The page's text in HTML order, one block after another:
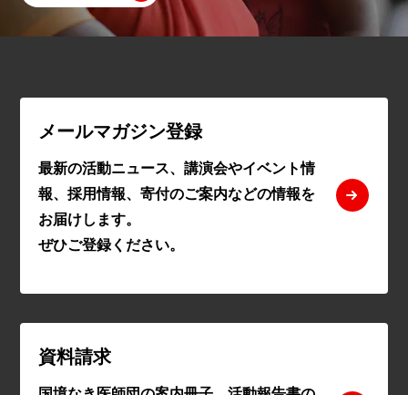
メールマガジン登録
最新の活動ニュース、講演会やイベント情
報、採用情報、寄付のご案内などの情報を
お届けします。
ぜひご登録ください。
資料請求